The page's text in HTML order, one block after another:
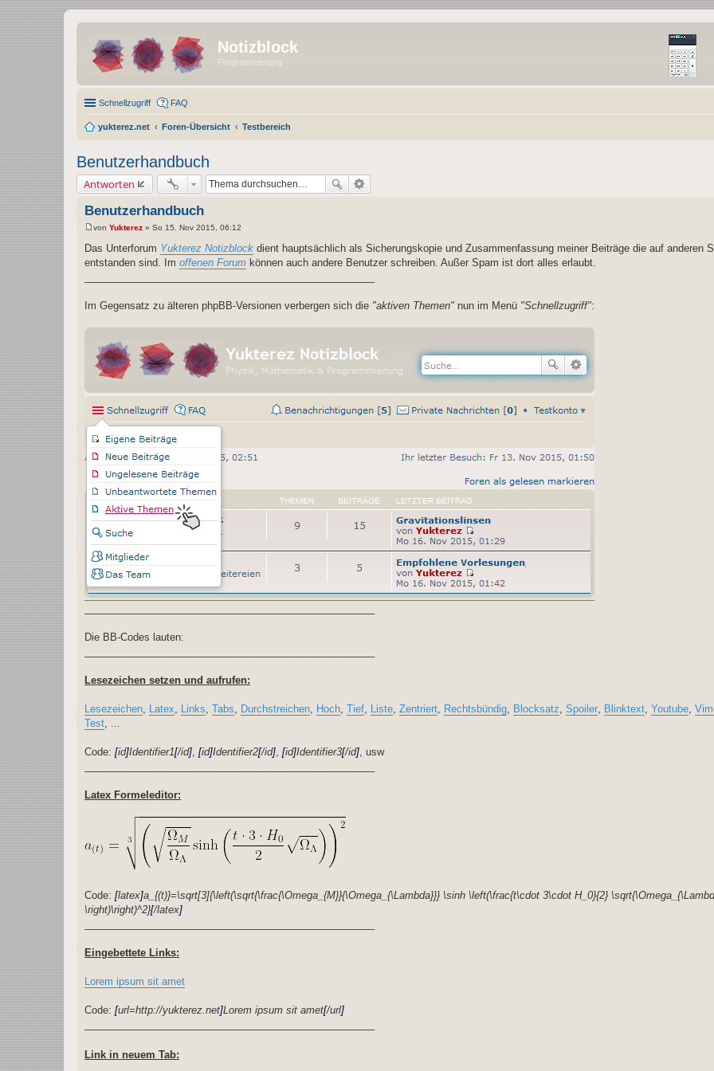
Notizblock
Programmierung
Schnellzugriff FAQ
yukterez.net Foren-Übersicht Testbereich
Benutzerhandbuch
Antworten
Benutzerhandbuch
i
t
a
von Yukterez » So 15. Nov 2015, 06:12
Das Unterforum Yukterez Notizblock dient hauptsächlich als Sicherungskopie und Zusammenfassung meiner Beiträge die auf anderen
entstanden sind. Im offenen Forum können auch andere Benutzer schreiben. Außer Spam ist dort alles erlaubt.
Im Gegensatz zu älteren phpBB-Versionen verbergen sich die "aktiven Themen" nun im Menü "Schnellzugriff":
Die BB-Codes lauten:
Lesezeichen setzen und aufrufen:
Lesezeichen Latex Links Tabs Durchstreichen Hoch Tief Liste Zentriert Rechtsbündig Blocksatz Spoiler Blinktext Youtube
Test
Code: [id]Identifier1[/id] [id]Identifier2[/id] [id]Identifier3[/id] , usw
Latex Formeleditor:
Code: [latex]a_{(t)}=\sqrt[3]{\left(\sqrt{\frac{\Omega_{M}}{\Omega_{\Lambda}}} \sinh \left(\frac{t\cdot 3\cdot H_0}{2}
\right)\right)^2}[/latex]
Eingebettete Links:
Lorem ipsum sit amet
Code: [url=http://yukterez.net]Lorem ipsum sit amet[/url]
Link in neuem Tab: